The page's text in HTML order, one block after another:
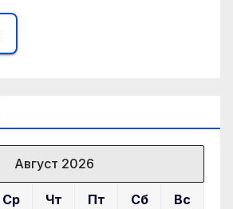
Август 2026
Ср Чт Пт Сб Вс